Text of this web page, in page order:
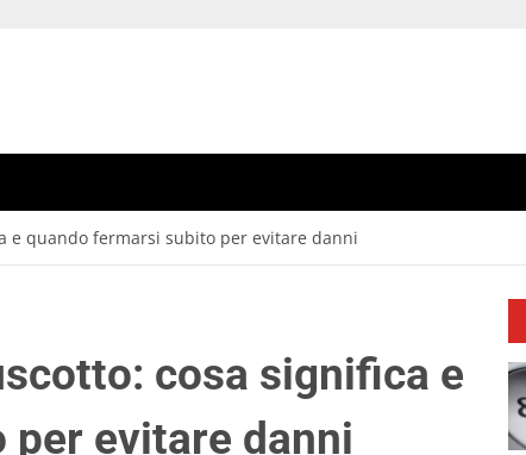
e quando fermarsi subito per evitare danni
cosa significa e
evitare danni